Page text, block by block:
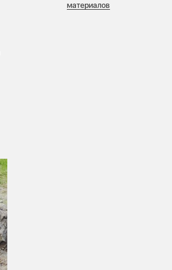
материалов